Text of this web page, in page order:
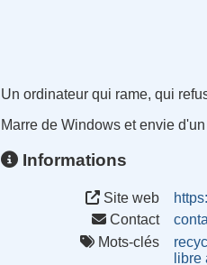
Un ordinateur qui rame, qui
Marre de Windows et envie
Informations
Site web
Contact
Mots-clés
libre